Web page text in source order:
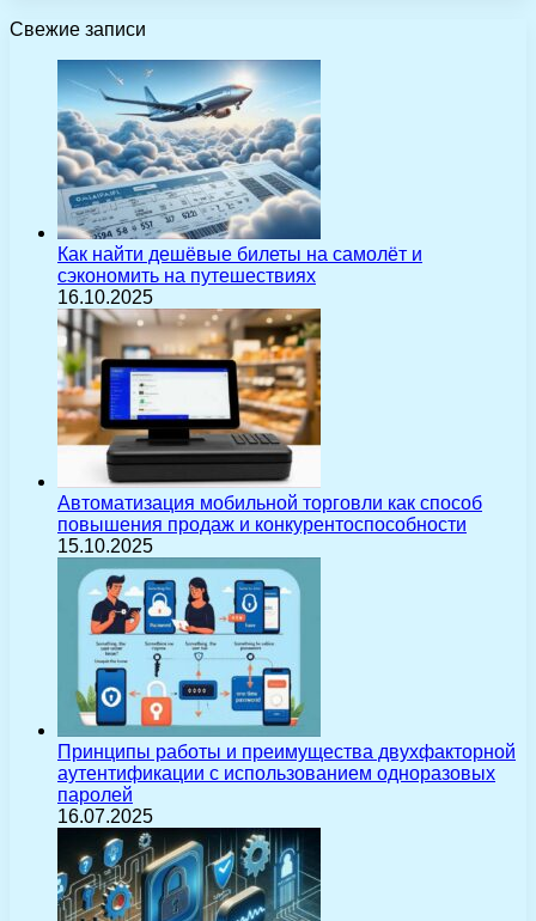
Свежие записи
Как найти дешёвые билеты на самолёт и
сэкономить на путешествиях
16.10.2025
Автоматизация мобильной торговли как способ
повышения продаж и конкурентоспособности
15.10.2025
Принципы работы и преимущества двухфакторной
аутентификации с использованием одноразовых
паролей
16.07.2025